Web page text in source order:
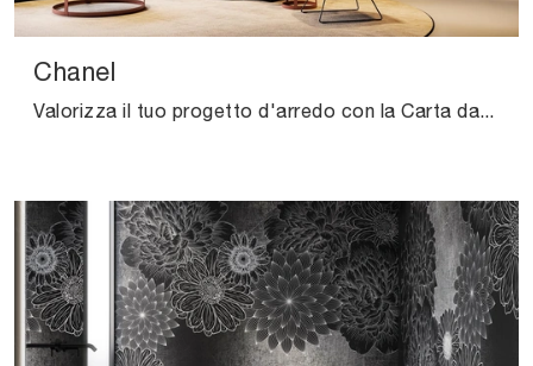
Chanel
Valorizza il tuo progetto d'arredo con la Carta da parati vinilica: se desideri una soluzione design, Chanel fa al caso tuo.